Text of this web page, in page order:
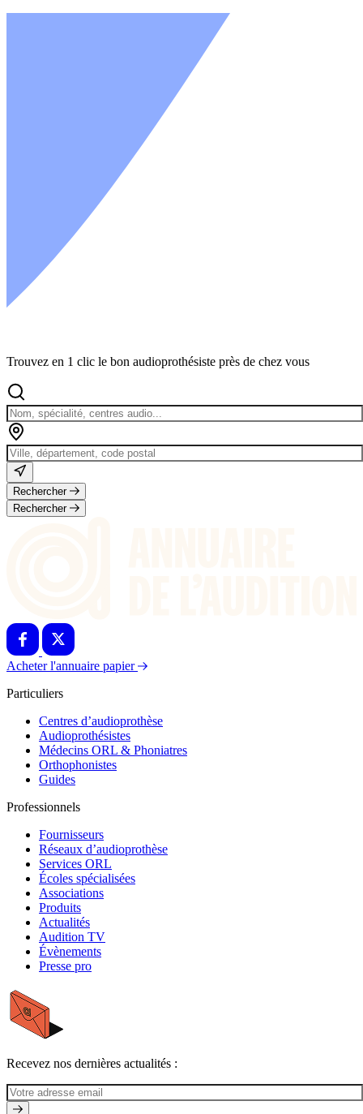
Trouvez en 1 clic le bon audioprothésiste près de chez vous
Rechercher
Rechercher
Acheter l'annuaire papier
Particuliers
Centres d’audioprothèse
Audioprothésistes
Médecins ORL & Phoniatres
Orthophonistes
Guides
Professionnels
Fournisseurs
Réseaux d’audioprothèse
Services ORL
Écoles spécialisées
Associations
Produits
Actualités
Audition TV
Évènements
Presse pro
Recevez nos dernières actualités :